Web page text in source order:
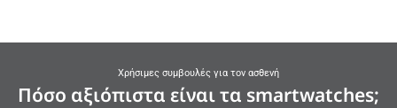
Χρήσιμες συμβουλές για τον ασθενή
Πόσο αξιόπιστα είναι τα smartwatches;